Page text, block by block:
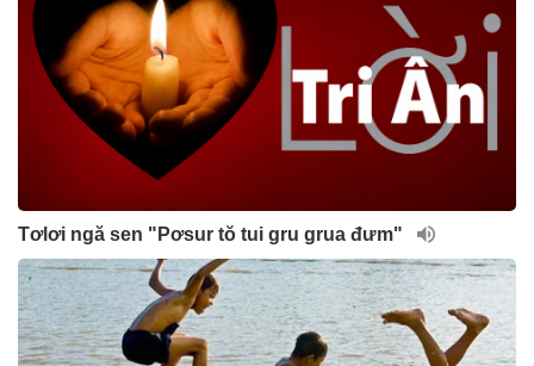
Tơlơi ngă sen "Pơsur tŏ tui gru grua đưm"